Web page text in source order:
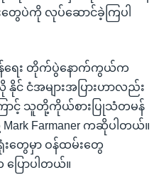
ေပဲကို လုပ်ဆောင်ခဲ့ကြပါ
ရေး တိုက်ပွဲနောက်ကွယ်က
နိုင် ငံအများအပြားဟာလည်း
ောင့် သူတို့ကိုယ်စားပြုသံတမန်
Farmaner ကဆိုပါတယ်။
းတွေမှာ ဝန်ထမ်းတွေ
ောပါတယ်။